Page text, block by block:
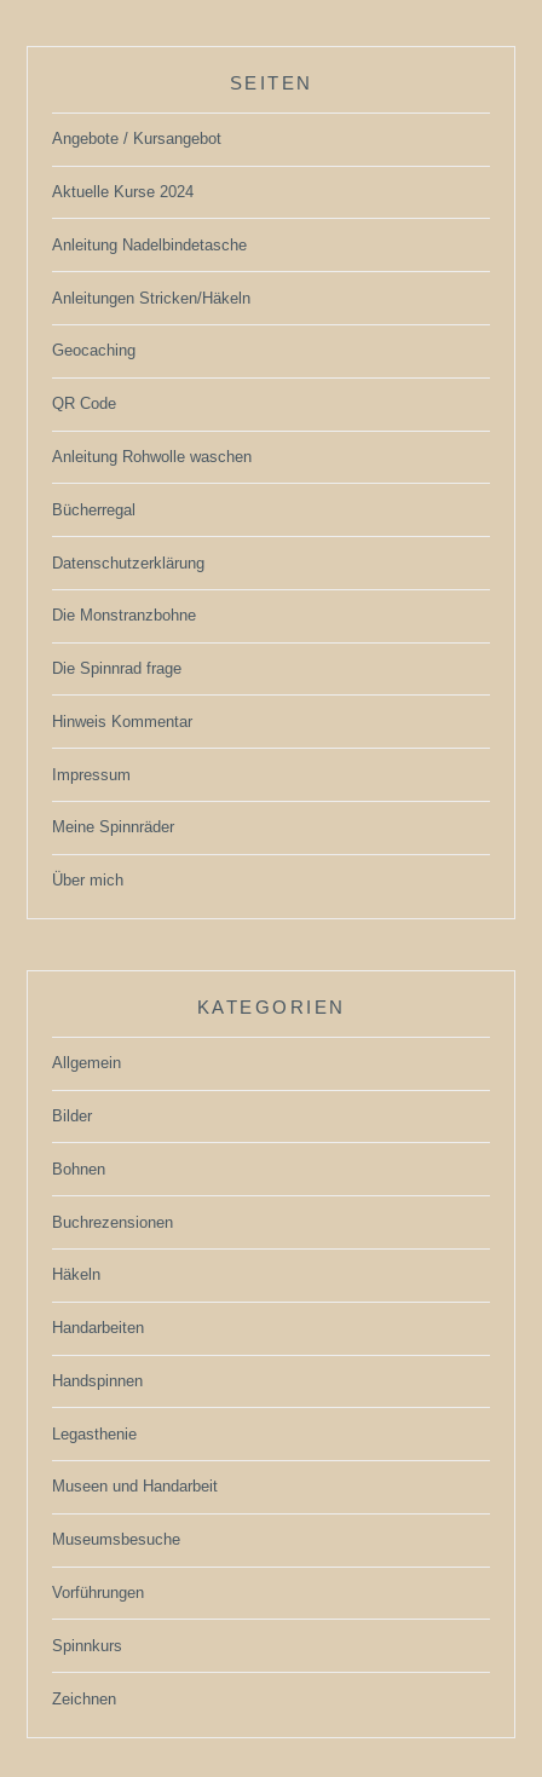
SEITEN
Angebote / Kursangebot
Aktuelle Kurse 2024
Anleitung Nadelbindetasche
Anleitungen Stricken/Häkeln
Geocaching
QR Code
Anleitung Rohwolle waschen
Bücherregal
Datenschutzerklärung
Die Monstranzbohne
Die Spinnrad frage
Hinweis Kommentar
Impressum
Meine Spinnräder
Über mich
KATEGORIEN
Allgemein
Bilder
Bohnen
Buchrezensionen
Häkeln
Handarbeiten
Handspinnen
Legasthenie
Museen und Handarbeit
Museumsbesuche
Vorführungen
Spinnkurs
Zeichnen